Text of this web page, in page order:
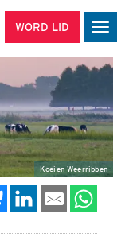
WORD LID
Koeien Weerribben